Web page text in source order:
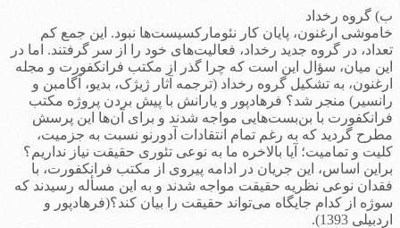
ب) گروه رخداد
خاموشی ارغنون، پایان کار نئومارکسیست‌ها نبود. این جمع کم
تعداد، در گروه جدید رخداد، فعالیت‌های خود را از سر گرفتند. اما در
این میان، سؤال این است که چرا گذر از مکتب فرانکفورت و مجله
ارغنون، به تشکیل گروه رخداد (ترجمه آثار ژیژک، بدیو، آگامبن و
رانسیر) منجر شد؟ فرهادپور و یارانش با پیش بردن پروژه مکتب
فرانکفورت با بن‌بست‌هایی مواجه شدند و برای آن‌ها این پرسش
مطرح گردید که به رغم تمام انتقادات آدورنو نسبت به جزمیت،
کلیت و تمامیت؛ آیا بالاخره ما به نوعی تئوری حقیقت نیاز نداریم؟
براین اساس، این جریان در ادامه پیروی از مکتب فرانکفورت، با
فقدان نوعی نظریه حقیقت مواجه شدند و به این مسأله رسیدند که
سوژه از کدام جایگاه می‌تواند حقیقت را بیان کند؟(فرهادپور و
اردبیلی 1393).